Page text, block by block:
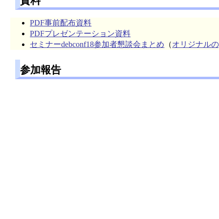
PDF事前配布資料
PDFプレゼンテーション資料
セミナーdebconf18参加者懇談会まとめ （オリジナル
参加報告